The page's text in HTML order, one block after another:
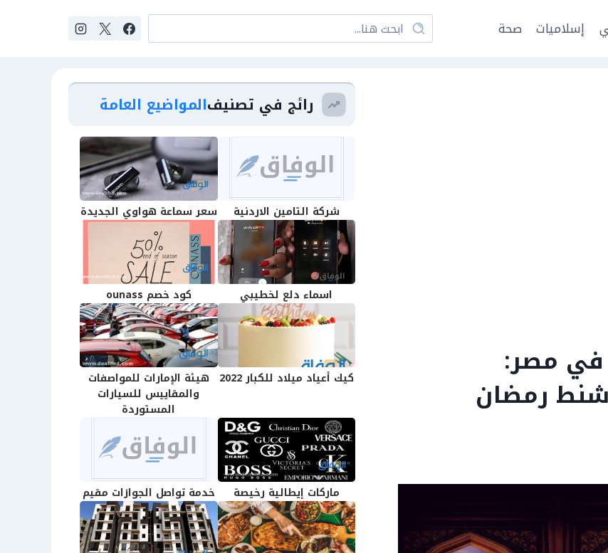
إسلاميات صحة
افضل عروض رمضان 2026 في مصر:
رمضان
رائج في تصنيفالمواضيع العامة
شركة التامين الاردنية سعر سماعة هواوي الجديدة
اسماء دلع لخطيبي كود خصم ounass
كيك أعياد ميلاد للكبار 2022
هيئة الإمارات للمواصفات
والمقاييس للسيارات
المستوردة
ماركات إيطالية رخيصة خدمة تواصل الجوازات مقيم